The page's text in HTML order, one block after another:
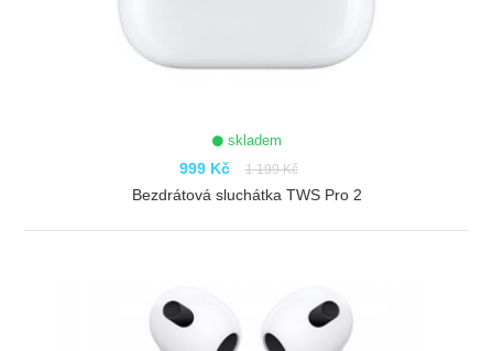
skladem
999 Kč 1 199 Kč
Bezdrátová sluchátka TWS Pro 2